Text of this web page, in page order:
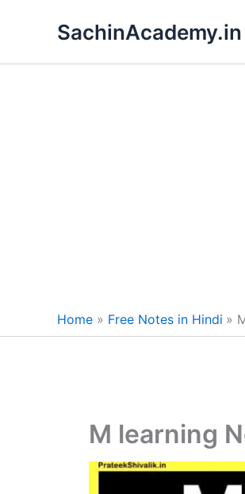
SachinAcademy.in
Home Free Notes in Hindi
M learning